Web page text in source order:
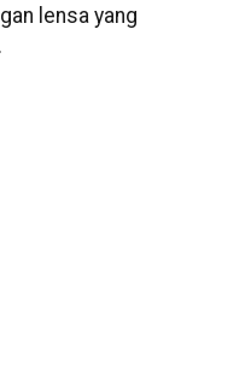
lensa yang